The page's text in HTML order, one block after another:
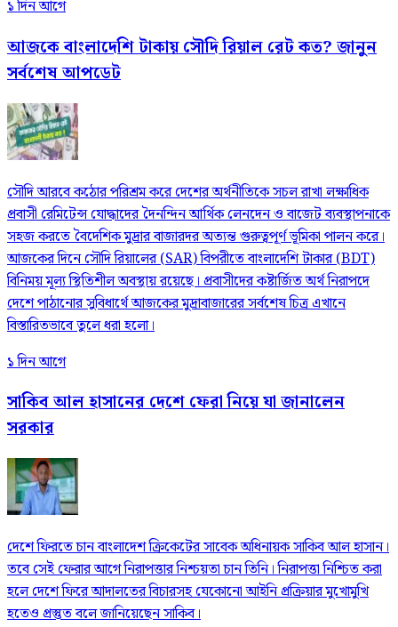
১ দিন আগে
আজকে বাংলাদেশি টাকায় সৌদি রিয়াল রেট কত? জানুন
সর্বশেষ আপডেট
সৌদি আরবে কঠোর পরিশ্রম করে দেশের অর্থনীতিকে সচল রাখা লক্ষাধিক
প্রবাসী রেমিটেন্স যোদ্ধাদের দৈনন্দিন আর্থিক লেনদেন ও বাজেট ব্যবস্থাপনাকে
সহজ করতে বৈদেশিক মুদ্রার বাজারদর অত্যন্ত গুরুত্বপূর্ণ ভূমিকা পালন করে।
আজকের দিনে সৌদি রিয়ালের (SAR) বিপরীতে বাংলাদেশি টাকার (BDT)
বিনিময় মূল্য স্থিতিশীল অবস্থায় রয়েছে। প্রবাসীদের কষ্টার্জিত অর্থ নিরাপদে
দেশে পাঠানোর সুবিধার্থে আজকের মুদ্রাবাজারের সর্বশেষ চিত্র এখানে
বিস্তারিতভাবে তুলে ধরা হলো।
১ দিন আগে
সাকিব আল হাসানের দেশে ফেরা নিয়ে যা জানালেন
সরকার
দেশে ফিরতে চান বাংলাদেশ ক্রিকেটের সাবেক অধিনায়ক সাকিব আল হাসান।
তবে সেই ফেরার আগে নিরাপত্তার নিশ্চয়তা চান তিনি। নিরাপত্তা নিশ্চিত করা
হলে দেশে ফিরে আদালতের বিচারসহ যেকোনো আইনি প্রক্রিয়ার মুখোমুখি
হতেও প্রস্তুত বলে জানিয়েছেন সাকিব।